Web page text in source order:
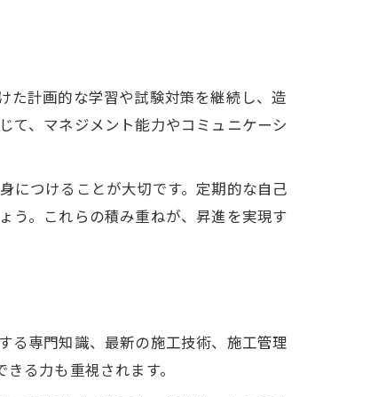
た計画的な学習や試験対策を継続し、造
て、マネジメント能力やコミュニケーシ
につけることが大切です。定期的な自己
う。これらの積み重ねが、昇進を実現す
る専門知識、最新の施工技術、施工管理
る力も重視されます。